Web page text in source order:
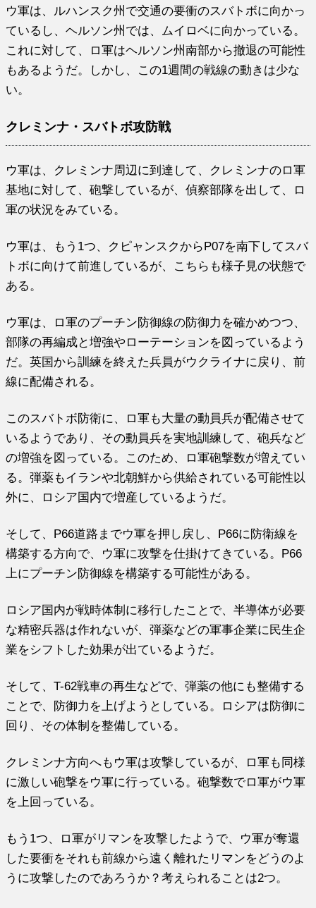
ウ軍は、ルハンスク州で交通の要衝のスバトボに向かっ
ているし、ヘルソン州では、ムイロベに向かっている。
これに対して、ロ軍はヘルソン州南部から撤退の可能性
もあるようだ。しかし、この1週間の戦線の動きは少な
い。
クレミンナ・スバトボ攻防戦
ウ軍は、クレミンナ周辺に到達して、クレミンナのロ軍
基地に対して、砲撃しているが、偵察部隊を出して、ロ
軍の状況をみている。
ウ軍は、もう1つ、クピャンスクからP07を南下してスバ
トボに向けて前進しているが、こちらも様子見の状態で
ある。
ウ軍は、ロ軍のプーチン防御線の防御力を確かめつつ、
部隊の再編成と増強やローテーションを図っているよう
だ。英国から訓練を終えた兵員がウクライナに戻り、前
線に配備される。
このスバトボ防衛に、ロ軍も大量の動員兵が配備させて
いるようであり、その動員兵を実地訓練して、砲兵など
の増強を図っている。このため、ロ軍砲撃数が増えてい
る。弾薬もイランや北朝鮮から供給されている可能性以
外に、ロシア国内で増産しているようだ。
そして、P66道路までウ軍を押し戻し、P66に防衛線を
構築する方向で、ウ軍に攻撃を仕掛けてきている。P66
上にプーチン防御線を構築する可能性がある。
ロシア国内が戦時体制に移行したことで、半導体が必要
な精密兵器は作れないが、弾薬などの軍事企業に民生企
業をシフトした効果が出ているようだ。
そして、T-62戦車の再生などで、弾薬の他にも整備する
ことで、防御力を上げようとしている。ロシアは防御に
回り、その体制を整備している。
クレミンナ方向へもウ軍は攻撃しているが、ロ軍も同様
に激しい砲撃をウ軍に行っている。砲撃数でロ軍がウ軍
を上回っている。
もう1つ、ロ軍がリマンを攻撃したようで、ウ軍が奪還
した要衝をそれも前線から遠く離れたリマンをどうのよ
うに攻撃したのであろうか？考えられることは2つ。